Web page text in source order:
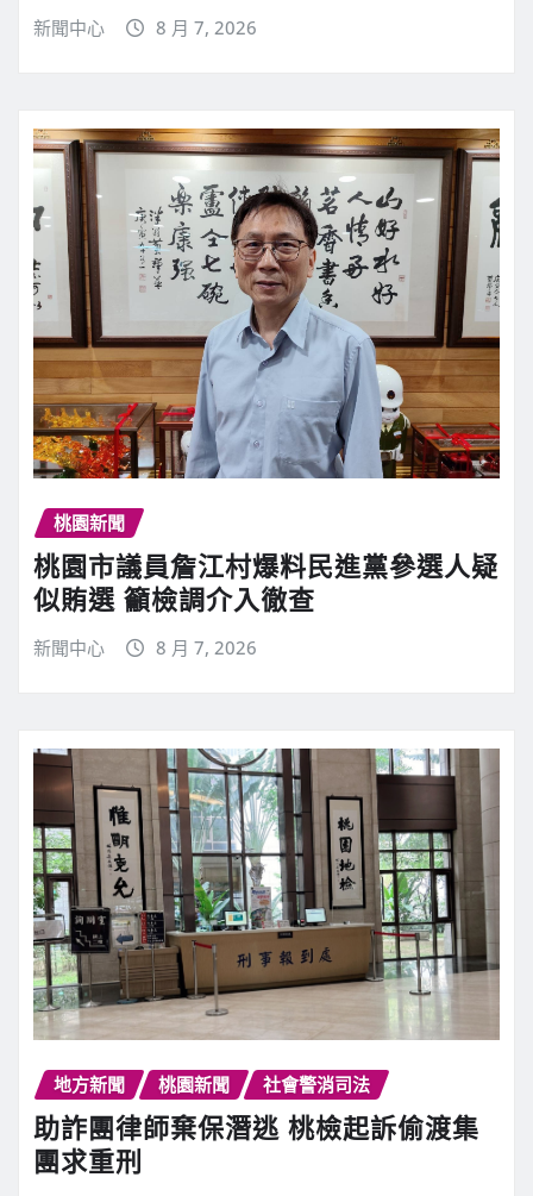
新聞中心 8 月 7, 2026
桃園新聞
桃園市議員詹江村爆料民進黨參選人疑
似賄選 籲檢調介入徹查
新聞中心 8 月 7, 2026
地方新聞 桃園新聞 社會警消司法
助詐團律師棄保潛逃 桃檢起訴偷渡集
團求重刑